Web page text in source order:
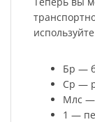
Бр —
Ср —
Млс —
1 —